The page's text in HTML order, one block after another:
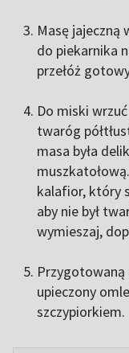
Masę jajeczną
do piekarnika
przełóż
Do miski
twaróg
masa była
kalafior, który
aby nie był
wymieszaj,
Przygotowaną
upieczony
szczypiorkiem.